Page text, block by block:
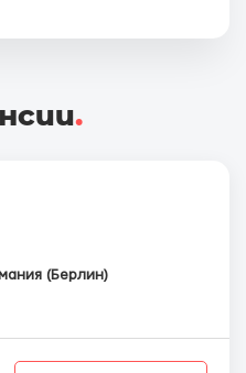
.
(Берлин)